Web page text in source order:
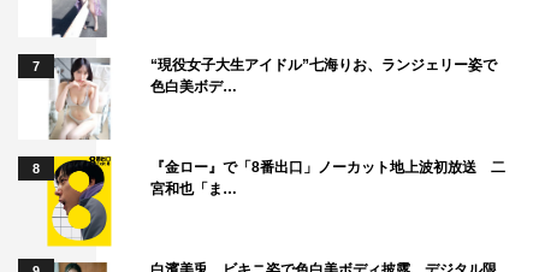
7
“現役女子大生アイドル”七海りお、ランジェリー姿で
色白美ボデ…
8
『金ロー』で「8番出口」ノーカット地上波初放送 二
宮和也「ま…